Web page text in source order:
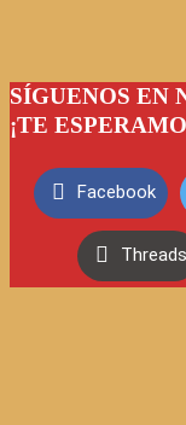
SÍGUENOS EN
¡TE
Facebook
Threads